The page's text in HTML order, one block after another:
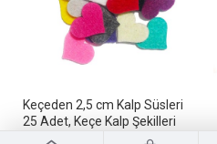
Keçeden 2,5 cm Kalp Süsleri
25 Adet, Keçe Kalp Şekilleri